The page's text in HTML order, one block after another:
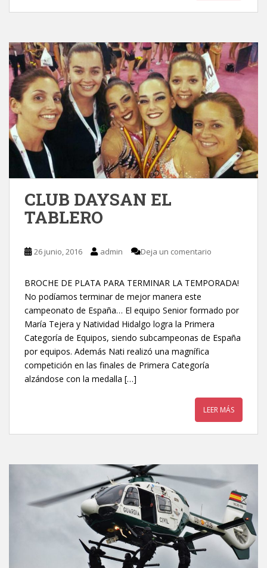
CLUB DAYSAN EL
TABLERO
26 junio, 2016 admin Deja un comentario
BROCHE DE PLATA PARA TERMINAR LA TEMPORADA!
No podíamos terminar de mejor manera este
campeonato de España… El equipo Senior formado por
María Tejera y Natividad Hidalgo logra la Primera
Categoría de Equipos, siendo subcampeonas de España
por equipos. Además Nati realizó una magnífica
competición en las finales de Primera Categoría
alzándose con la medalla […]
LEER MÁS